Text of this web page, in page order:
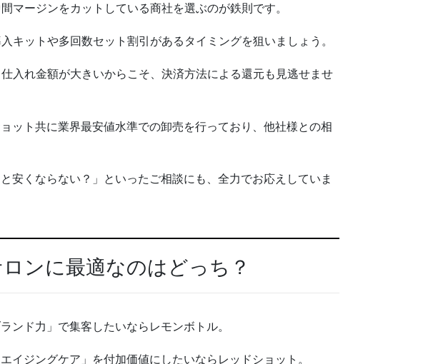
マージンをカットしている商社を選ぶのが鉄則です。
キットや多回数セット割引があるタイミングを狙いましょう。
入れ金額が大きいからこそ、決済方法による還元も見逃せませ
ット共に業界最安値水準での卸売を行っており、他社様との相
安くならない？」といったご相談にも、全力でお応えしていま
ンに最適なのはどっち？
ンド力」で集客したいならレモンボトル。
イジングケア」を付加価値にしたいならレッドショット。